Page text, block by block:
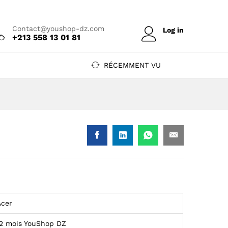
Contact@youshop-dz.com
+213 558 13 01 81
Log in
RÉCEMMENT VU
mois YouShop DZ